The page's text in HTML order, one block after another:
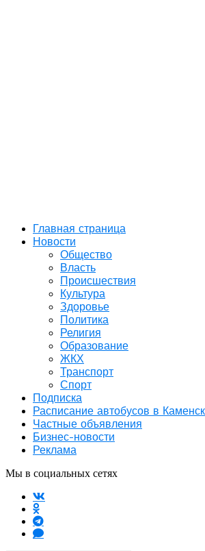
Главная страница
Новости
Общество
Власть
Происшествия
Культура
Здоровье
Политика
Религия
Образование
ЖКХ
Транспорт
Спорт
Подписка
Расписание автобусов в
Частные объявления
Бизнес-новости
Реклама
Мы в социальных сетях